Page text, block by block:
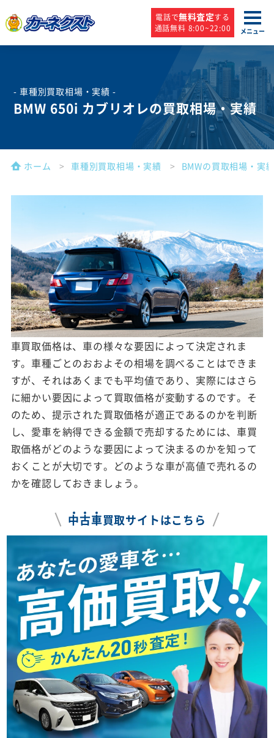
電話で無料査定する
通話無料 8:00~22:00
メニュー
- 車種別買取相場・実績 -
BMW 650i カブリオレの買取相場・実績
ホーム 車種別買取相場・実績 BMWの買取相場・実
車買取価格は、車の様々な要因によって決定されま
す。車種ごとのおおよその相場を調べることはできま
すが、それはあくまでも平均値であり、実際にはさら
に細かい要因によって買取価格が変動するのです。そ
のため、提示された買取価格が適正であるのかを判断
し、愛車を納得できる金額で売却するためには、車買
取価格がどのような要因によって決まるのかを知って
おくことが大切です。どのような車が高値で売れるの
かを確認しておきましょう。
中古車買取サイトはこちら